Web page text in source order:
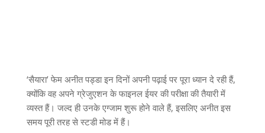
‘सैयारा’ फेम अनीत पड्डा इन दिनों अपनी पढ़ाई पर पूरा ध्यान दे रही हैं,
क्योंकि वह अपने ग्रेजुएशन के फाइनल ईयर की परीक्षा की तैयारी में
व्यस्त हैं। जल्द ही उनके एग्जाम शुरू होने वाले हैं, इसलिए अनीत इस
समय पूरी तरह से स्टडी मोड में हैं।